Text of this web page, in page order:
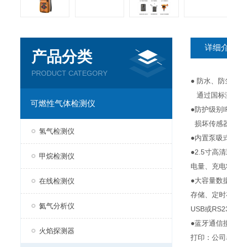
产品分类
PRODUCT CATEGORY
可燃性气体检测仪
氢气检测仪
甲烷检测仪
在线检测仪
氦气分析仪
火焰探测器
详细
● 防水、
通过国标
●防护级别
损坏传感
●内置泵吸
●2.5寸高
电量、充
●大容量数
存储、定
USB或
●蓝牙通信
打印：公